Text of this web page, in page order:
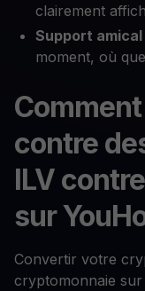
clairement
Support amical
moment, où
contre
ILV
sur
Convertir votre
cryptomonnaie sur